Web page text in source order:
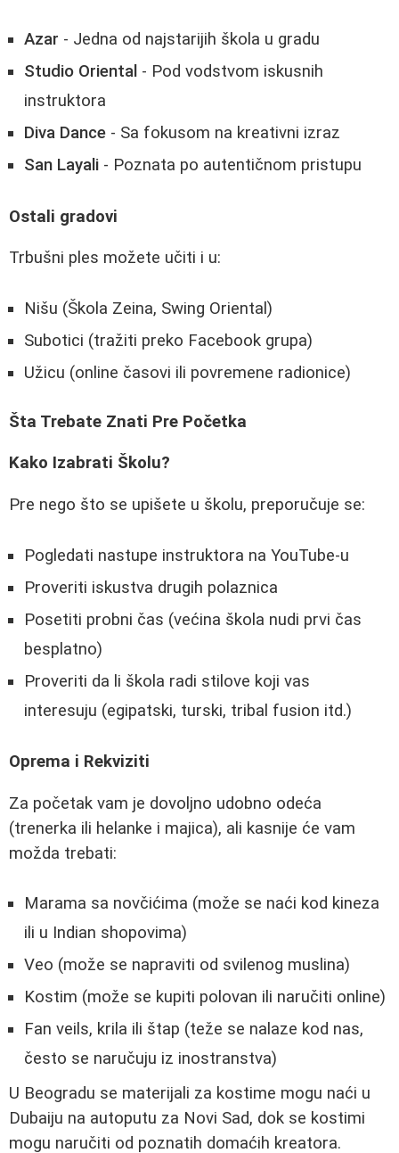
Azar - Jedna od najstarijih škola u gradu
Studio Oriental - Pod vodstvom iskusnih
instruktora
Diva Dance - Sa fokusom na kreativni izraz
San Layali - Poznata po autentičnom pristupu
Ostali gradovi
Trbušni ples možete učiti i u:
Nišu (Škola Zeina, Swing Oriental)
Subotici (tražiti preko Facebook grupa)
Užicu (online časovi ili povremene radionice)
Šta Trebate Znati Pre Početka
Kako Izabrati Školu?
Pre nego što se upišete u školu, preporučuje se:
Pogledati nastupe instruktora na YouTube-u
Proveriti iskustva drugih polaznica
Posetiti probni čas (većina škola nudi prvi čas
besplatno)
Proveriti da li škola radi stilove koji vas
interesuju (egipatski, turski, tribal fusion itd.)
Oprema i Rekviziti
Za početak vam je dovoljno udobno odeća
(trenerka ili helanke i majica), ali kasnije će vam
možda trebati:
Marama sa novčićima (može se naći kod kineza
ili u Indian shopovima)
Veo (može se napraviti od svilenog muslina)
Kostim (može se kupiti polovan ili naručiti online)
Fan veils, krila ili štap (teže se nalaze kod nas,
često se naručuju iz inostranstva)
U Beogradu se materijali za kostime mogu naći u
Dubaiju na autoputu za Novi Sad, dok se kostimi
mogu naručiti od poznatih domaćih kreatora.